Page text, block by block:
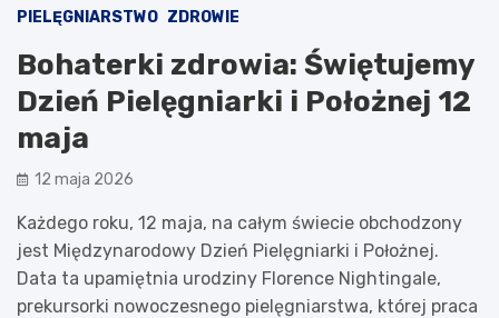
PIELĘGNIARSTWO ZDROWIE
Bohaterki zdrowia: Świętujemy
Dzień Pielęgniarki i Położnej 12
maja
12 maja 2026
Każdego roku, 12 maja, na całym świecie obchodzony
jest Międzynarodowy Dzień Pielęgniarki i Położnej.
Data ta upamiętnia urodziny Florence Nightingale,
prekursorki nowoczesnego pielęgniarstwa, której praca